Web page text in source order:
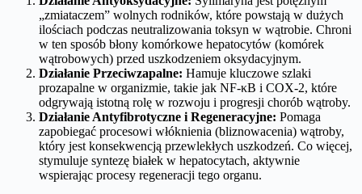
„zmiataczem” wolnych rodników, które powstają w dużych
ilościach podczas neutralizowania toksyn w wątrobie. Chroni
w ten sposób błony komórkowe hepatocytów (komórek
wątrobowych) przed uszkodzeniem oksydacyjnym.
Działanie Przeciwzapalne: Hamuje kluczowe szlaki
prozapalne w organizmie, takie jak NF-κB i COX-2, które
odgrywają istotną rolę w rozwoju i progresji chorób wątroby.
Działanie Antyfibrotyczne i Regeneracyjne: Pomaga
zapobiegać procesowi włóknienia (bliznowacenia) wątroby,
który jest konsekwencją przewlekłych uszkodzeń. Co więcej,
stymuluje syntezę białek w hepatocytach, aktywnie
wspierając procesy regeneracji tego organu.